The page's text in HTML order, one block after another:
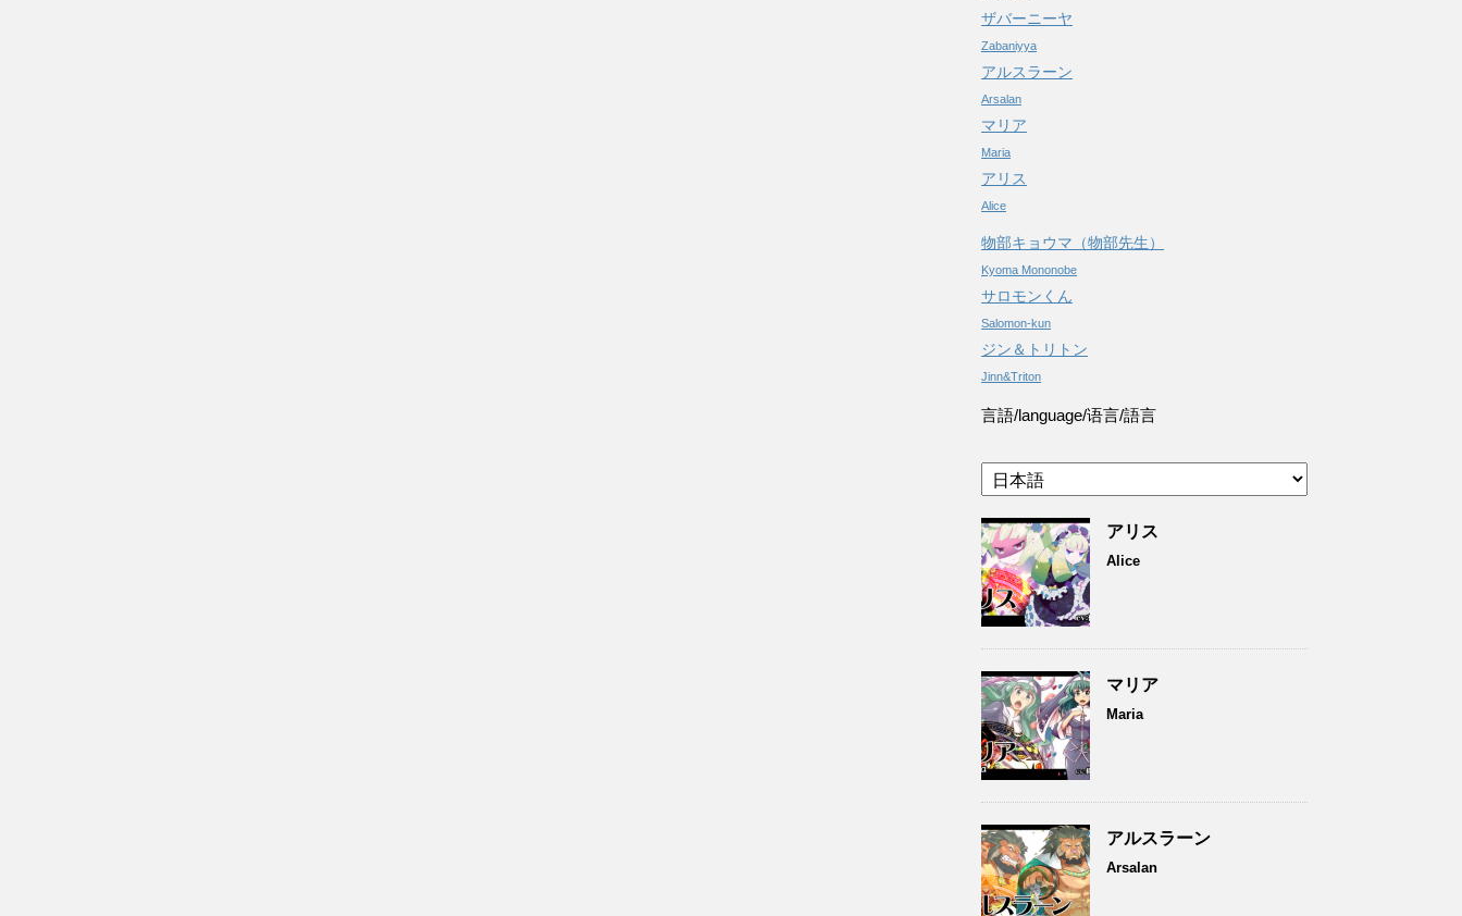
ザバーニーヤ
Zabaniyya
アルスラーン
Arsalan
マリア
Maria
アリス
Alice
物部キョウマ（物部先生）
Kyoma Mononobe
サロモンくん
Salomon-kun
ジン＆トリトン
Jinn&Triton
言語/language/语言/語言
アリス
Alice
マリア
Maria
アルスラーン
Arsalan